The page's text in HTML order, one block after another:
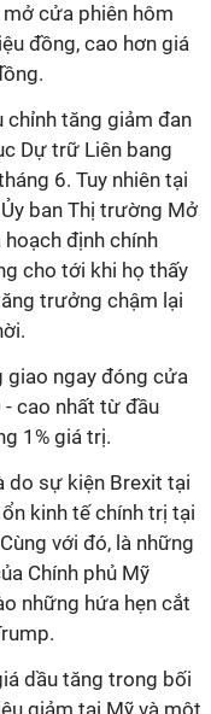
cửa phiên hôm
đồng, cao hơn giá
chỉnh tăng giảm đan
Dự trữ Liên bang
6. Tuy nhiên tại
ban Thị trường Mở
hoạch định chính
cho tới khi họ thấy
trưởng chậm lại
giao ngay đóng cửa
- cao nhất từ đầu
1% giá trị.
do sự kiện Brexit tại
kinh tế chính trị tại
với đó, là những
Chính phủ Mỹ
những hứa hẹn cắt
dầu tăng trong bối
giảm tại Mỹ và một